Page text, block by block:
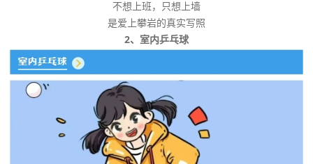
不想上班，只想上墙
是爱上攀岩的真实写照
2、室内乒乓球